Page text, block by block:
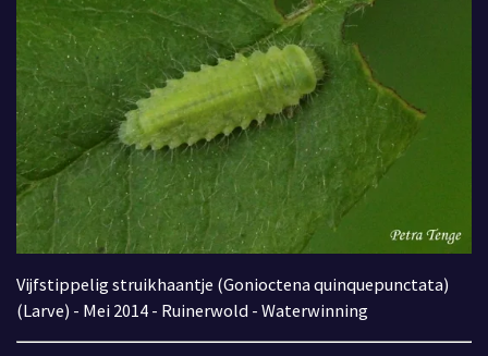
Vijfstippelig struikhaantje (Gonioctena quinquepunctata)
(Larve) - Mei 2014 - Ruinerwold - Waterwinning